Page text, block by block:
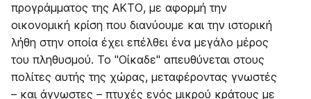
προγράμματος της ΑΚΤΟ, με αφορμή την
οικονομική κρίση που διανύουμε και την ιστορική
λήθη στην οποία έχει επέλθει ένα μεγάλο μέρος
του πληθυσμού. Το "Οίκαδε" απευθύνεται στους
πολίτες αυτής της χώρας, μεταφέροντας γνωστές
– και άγνωστες – πτυχές ενός μικρού κράτους με